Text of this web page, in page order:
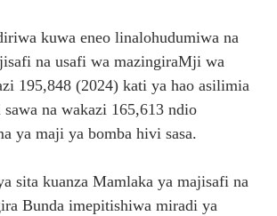
kuwa eneo linalohudumiwa na
na usafi wa mazingiraMji wa
195,848 (2024) kati ya hao asilimia
na wakazi 165,613 ndio
ya maji ya bomba hivi sasa.
sita kuanza Mamlaka ya majisafi na
Bunda imepitishiwa miradi ya